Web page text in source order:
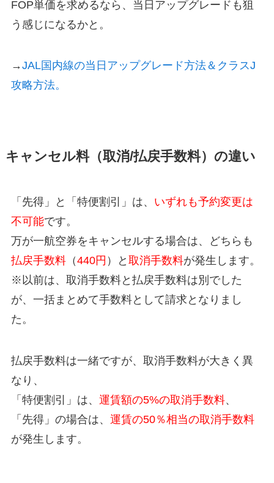
FOP単価を求めるなら、当日アップグレードも狙
う感じになるかと。
→JAL国内線の当日アップグレード方法＆クラスJ
攻略方法。
キャンセル料（取消/払戻手数料）の違い
「先得」と「特便割引」は、 いずれも予約変更は
不可能です。
万が一航空券をキャンセルする場合は、どちらも
払戻手数料（440円 ）と 取消手数料が発生します。
※以前は、取消手数料と払戻手数料は別でした
が、一括まとめて手数料として請求となりまし
た。
払戻手数料は一緒ですが、取消手数料が大きく異
なり、
「特便割引」は、 運賃額の5%の取消手数料、
「先得」の場合は、 運賃の50％相当の取消手数料
が発生します。